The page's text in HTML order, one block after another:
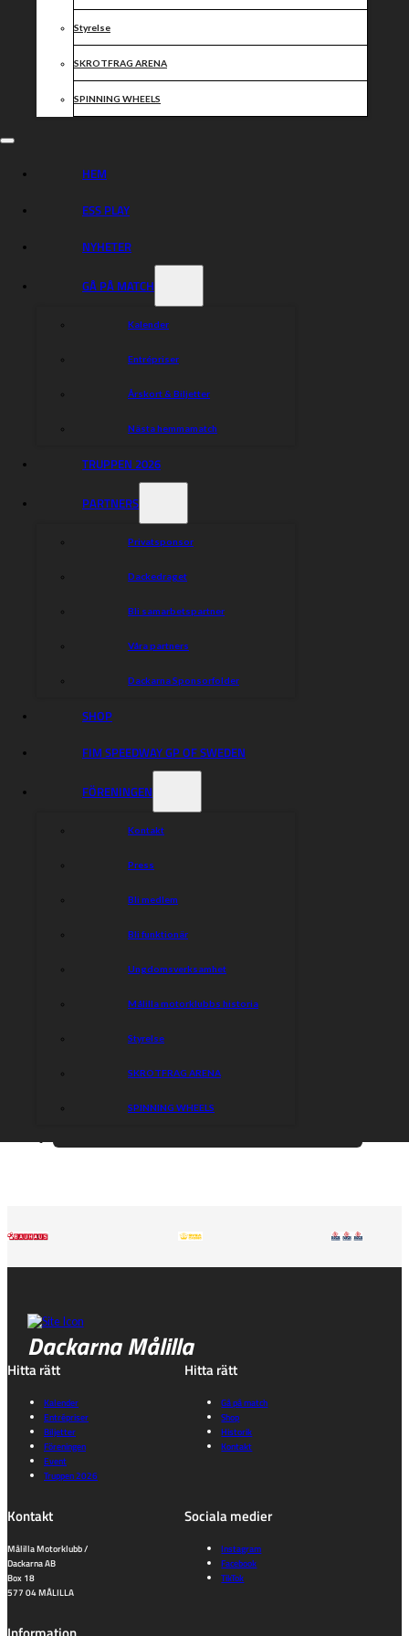
Styrelse
SKROTFRAG ARENA
SPINNING WHEELS
HEM
ESS PLAY
NYHETER
GÅ PÅ MATCH
Kalender
Entrépriser
Årskort & Biljetter
Nästa hemmamatch
TRUPPEN 2026
PARTNERS
Privatsponsor
Dackedraget
Bli samarbetspartner
Våra partners
Dackarna Sponsorfolder
SHOP
FIM SPEEDWAY GP OF SWEDEN
FÖRENINGEN
Kontakt
Press
Bli medlem
Bli funktionär
Ungdomsverksamhet
Målilla motorklubbs historia
Styrelse
SKROTFRAG ARENA
SPINNING WHEELS
Dackarna Målilla
Hitta rätt
Kalender
Entrépriser
Biljetter
Föreningen
Event
Truppen 2026
Hitta rätt
Gå på match
Shop
Historik
Kontakt
Kontakt
Målilla Motorklubb /
Dackarna AB
Box 18
577 04 MÅLILLA
Sociala medier
Instagram
Facebook
TikTok